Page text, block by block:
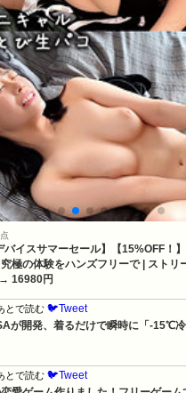
イスサマーセール】【15%OFF！
極の体験をハンズフリーで | ストリ
→ 16980円
とで読む 🐦Tweet
が開発、着るだけで瞬時に「-15℃
とで読む 🐦Tweet